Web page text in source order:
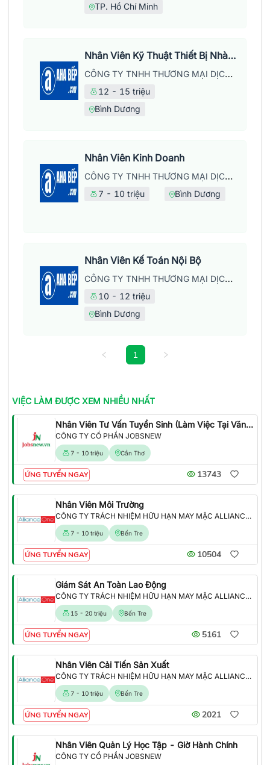
TP. Hồ Chí Minh
Nhân Viên Kỹ Thuật Thiết Bị Nhà Bếp
CÔNG TY TNHH THƯƠNG MẠI DỊCH VỤ LỘC KỲ HƯNG
12 - 15 triệu
Bình Dương
Nhân Viên Kinh Doanh
CÔNG TY TNHH THƯƠNG MẠI DỊCH VỤ LỘC KỲ HƯNG
7 - 10 triệu Bình Dương
Nhân Viên Kế Toán Nội Bộ
CÔNG TY TNHH THƯƠNG MẠI DỊCH VỤ LỘC KỲ HƯNG
10 - 12 triệu
Bình Dương
1
VIỆC LÀM ĐƯỢC XEM NHIỀU NHẤT
Nhân Viên Tư Vấn Tuyển Sinh (Làm Việc Tại Văn Phòng)
CÔNG TY CỔ PHẦN JOBSNEW
7 - 10 triệu Cần Thơ
ỨNG TUYỂN NGAY 13743
Nhân Viên Môi Trường
CÔNG TY TRÁCH NHIỆM HỮU HẠN MAY MẶC ALLIANCE ONE
7 - 10 triệu Bến Tre
ỨNG TUYỂN NGAY 10504
Giám Sát An Toàn Lao Động
CÔNG TY TRÁCH NHIỆM HỮU HẠN MAY MẶC ALLIANCE ONE
15 - 20 triệu Bến Tre
ỨNG TUYỂN NGAY 5161
Nhân Viên Cải Tiến Sản Xuất
CÔNG TY TRÁCH NHIỆM HỮU HẠN MAY MẶC ALLIANCE ONE
7 - 10 triệu Bến Tre
ỨNG TUYỂN NGAY 2021
Nhân Viên Quản Lý Học Tập - Giờ Hành Chính
CÔNG TY CỔ PHẦN JOBSNEW